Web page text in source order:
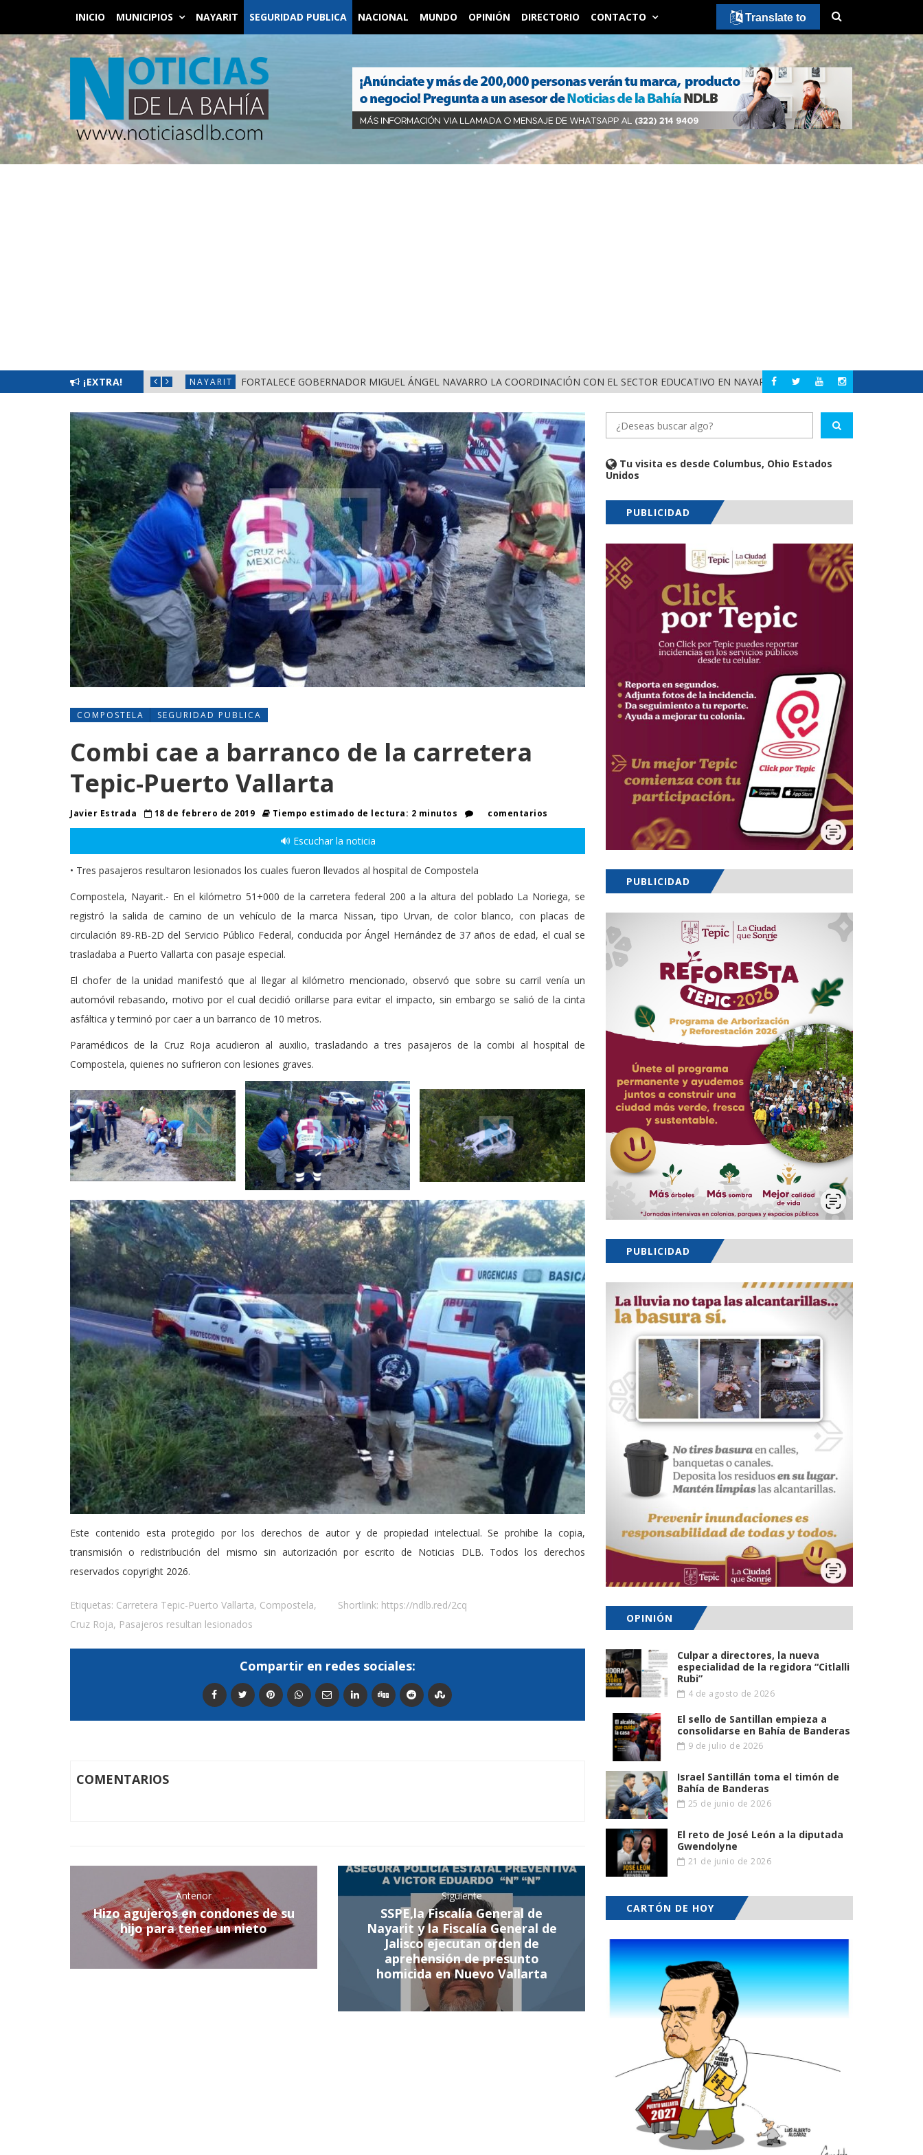
INICIO MUNICIPIOS NAYARIT SEGURIDAD PUBLICA NACIONAL MUNDO OPINIÓN DIRECTORIO CONTACTO
¡EXTRA!
BIENESTAR EN NAYARIT NAYARIT FORTALECE GOBERNADOR MIGUEL ÁNGEL NAVARRO LA COORDINACIÓN CON EL SECTOR EDUCATIVO EN NAYARIT NAYARIT ALERTA DIF
COMPOSTELA SEGURIDAD PUBLICA
Combi cae a barranco de la carretera
Tepic-Puerto Vallarta
Javier Estrada 18 de febrero de 2019 Tiempo estimado de lectura: 2 minutos comentarios
🔊 Escuchar la noticia
• Tres pasajeros resultaron lesionados los cuales fueron llevados al hospital de Compostela
Compostela, Nayarit.- En el kilómetro 51+000 de la carretera federal 200 a la altura del poblado La Noriega, se
registró la salida de camino de un vehículo de la marca Nissan, tipo Urvan, de color blanco, con placas de
circulación 89-RB-2D del Servicio Público Federal, conducida por Ángel Hernández de 37 años de edad, el cual se
trasladaba a Puerto Vallarta con pasaje especial.
El chofer de la unidad manifestó que al llegar al kilómetro mencionado, observó que sobre su carril venía un
automóvil rebasando, motivo por el cual decidió orillarse para evitar el impacto, sin embargo se salió de la cinta
asfáltica y terminó por caer a un barranco de 10 metros.
Paramédicos de la Cruz Roja acudieron al auxilio, trasladando a tres pasajeros de la combi al hospital de
Compostela, quienes no sufrieron con lesiones graves.
Este contenido esta protegido por los derechos de autor y de propiedad intelectual. Se prohibe la copia,
transmisión o redistribución del mismo sin autorización por escrito de Noticias DLB. Todos los derechos
reservados copyright 2026.
Etiquetas: Carretera Tepic-Puerto Vallarta, Compostela,
Cruz Roja, Pasajeros resultan lesionados
Shortlink: https://ndlb.red/2cq
Compartir en redes sociales:
COMENTARIOS
Anterior
Hizo agujeros en condones de su
hijo para tener un nieto
Siguiente
SSPE,la Fiscalía General de
Nayarit y la Fiscalía General de
Jalisco ejecutan orden de
aprehensión de presunto
homicida en Nuevo Vallarta
Tu visita es desde Columbus, Ohio Estados
Unidos
PUBLICIDAD
PUBLICIDAD
PUBLICIDAD
OPINIÓN
Culpar a directores, la nueva
especialidad de la regidora “Citlalli
Rubi”
4 de agosto de 2026
El sello de Santillan empieza a
consolidarse en Bahía de Banderas
9 de julio de 2026
Israel Santillán toma el timón de
Bahía de Banderas
25 de junio de 2026
El reto de José León a la diputada
Gwendolyne
21 de junio de 2026
CARTÓN DE HOY
Translate to